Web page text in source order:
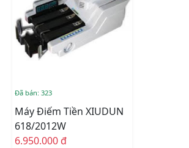
Đã bán: 323
Máy Điếm Tiền XIUDUN
618/2012W
6.950.000 đ